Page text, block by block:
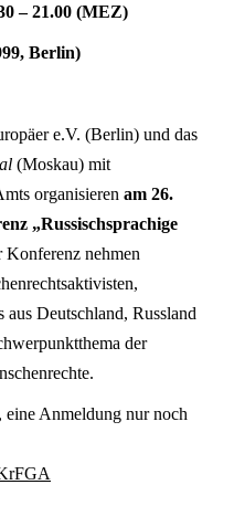
– 21.00 (MEZ)
Berlin)
e.V. (Berlin) und das
(Moskau) mit
organisieren am 26.
„Russischsprachige
Konferenz nehmen
aus Deutschland, Russland
der
eine Anmeldung nur noch